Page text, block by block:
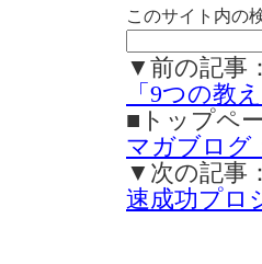
このサイト内の
▼前の記事：
「9つの教
■トップペ
マガブログ
▼次の記事
速成功プロ